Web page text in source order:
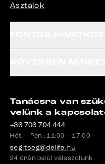
Asztalok
Tanácsra van
velünk a
+36 706 704 444
Hét. – Pén.: 11:00 – 17:00
segitseg@delife.hu
24 órán belül válaszolunk.